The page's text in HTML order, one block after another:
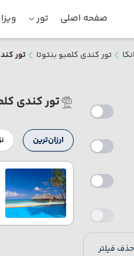
صفحه اصلی تور ویزا
تور کندی کلمبو بنتوتا تور
حذف فیلتر
تور کندی
ارزان‌ترین